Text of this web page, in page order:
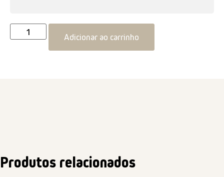
Adicionar ao carrinho
Produtos relacionados